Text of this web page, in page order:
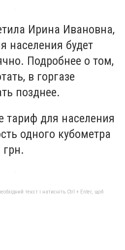
Ирина Ивановна,
населения будет
Подробнее о том,
в горгазе
позднее.
тариф для населения
одного кубометра
грн.
текст і натисніть Ctrl + Enter, щоб